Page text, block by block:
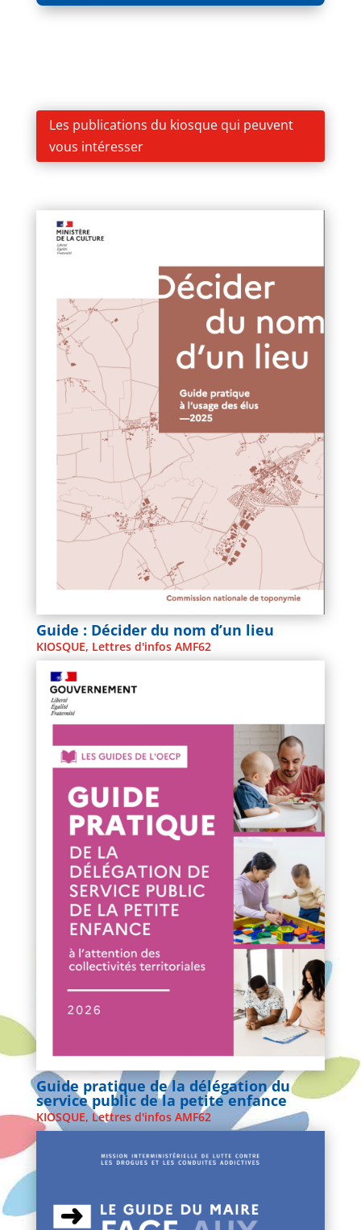
Les publications du kiosque qui peuvent
vous intéresser
Guide : Décider du nom d’un lieu
KIOSQUE, Lettres d'infos AMF62
Guide pratique de la délégation du
service public de la petite enfance
KIOSQUE, Lettres d'infos AMF62